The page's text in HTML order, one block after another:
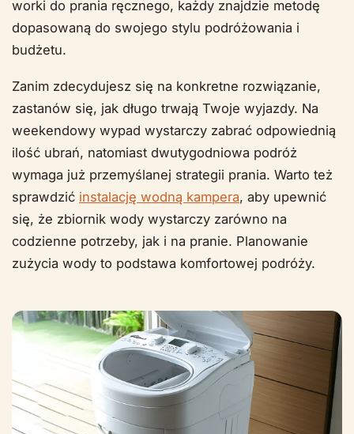
worki do prania ręcznego, każdy znajdzie metodę
dopasowaną do swojego stylu podróżowania i
budżetu.
Zanim zdecydujesz się na konkretne rozwiązanie,
zastanów się, jak długo trwają Twoje wyjazdy. Na
weekendowy wypad wystarczy zabrać odpowiednią
ilość ubrań, natomiast dwutygodniowa podróż
wymaga już przemyślanej strategii prania. Warto też
sprawdzić instalację wodną kampera, aby upewnić
się, że zbiornik wody wystarczy zarówno na
codzienne potrzeby, jak i na pranie. Planowanie
zużycia wody to podstawa komfortowej podróży.